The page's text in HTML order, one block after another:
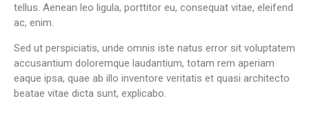
tellus. Aenean leo ligula, porttitor eu, consequat vitae, eleifend
ac, enim.
Sed ut perspiciatis, unde omnis iste natus error sit voluptatem
accusantium doloremque laudantium, totam rem aperiam
eaque ipsa, quae ab illo inventore veritatis et quasi architecto
beatae vitae dicta sunt, explicabo.